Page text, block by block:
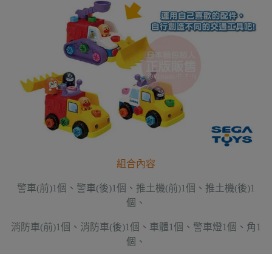
組合內容
警車(前)1個、警車(後)1個、推土機(前)1個、推土機(後)1
個、
消防車(前)1個、消防車(後)1個、車體1個、警車燈1個、角1
個、